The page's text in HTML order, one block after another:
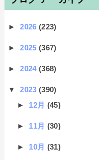
►2026(223)
►2025(367)
►2024(368)
▼2023(390)
► 12月 (45)
► 11月 (30)
► 10月 (31)